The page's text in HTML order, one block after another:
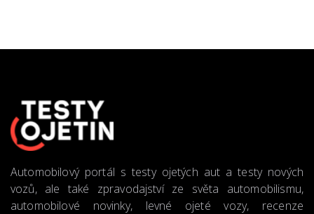
Automobilový portál s testy ojetých aut a testy nových
vozů, ale také zpravodajství ze světa automobilismu,
automobilové novinky, levné ojeté vozy, recenze